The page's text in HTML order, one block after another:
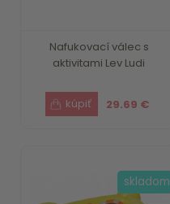
Nafukovací válec s
aktivitami Lev Ludi
29.69 €
skladom